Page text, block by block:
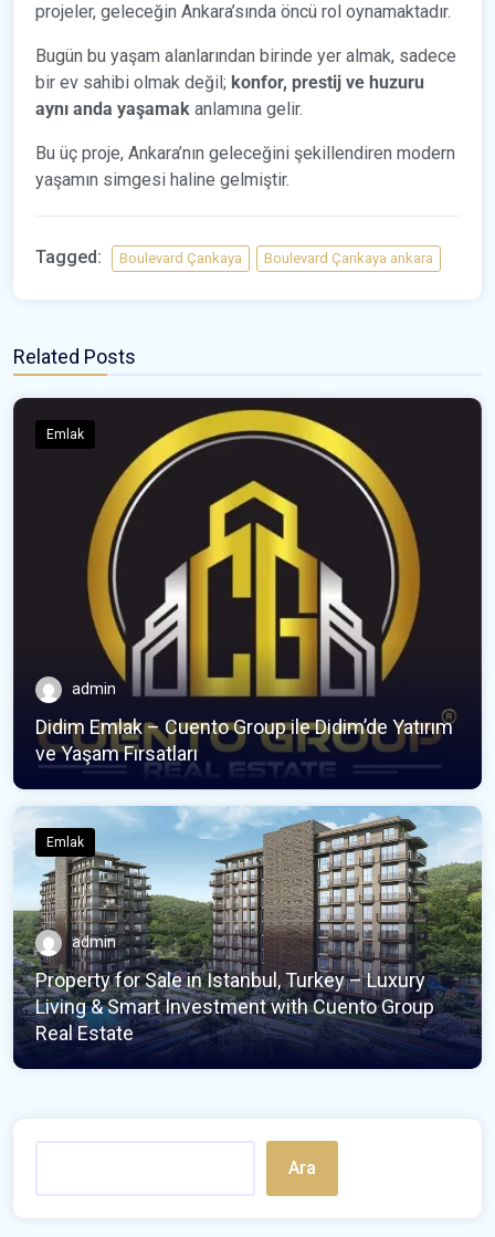
projeler, geleceğin Ankara’sında öncü rol oynamaktadır.
Bugün bu yaşam alanlarından birinde yer almak, sadece
bir ev sahibi olmak değil; konfor, prestij ve huzuru
aynı anda yaşamak anlamına gelir.
Bu üç proje, Ankara’nın geleceğini şekillendiren modern
yaşamın simgesi haline gelmiştir.
Tagged: Boulevard Çankaya Boulevard Çankaya ankara
Related Posts
Emlak
admin
Didim Emlak – Cuento Group ile Didim’de Yatırım
ve Yaşam Fırsatları
Emlak
admin
Property for Sale in Istanbul, Turkey – Luxury
Living & Smart Investment with Cuento Group
Real Estate
Ara